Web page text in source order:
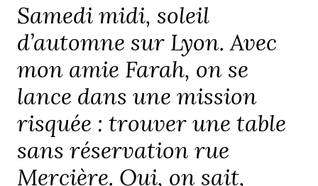
Samedi midi, soleil
d’automne sur Lyon. Avec
mon amie Farah, on se
lance dans une mission
risquée : trouver une table
sans réservation rue
Mercière. Oui, on sait,